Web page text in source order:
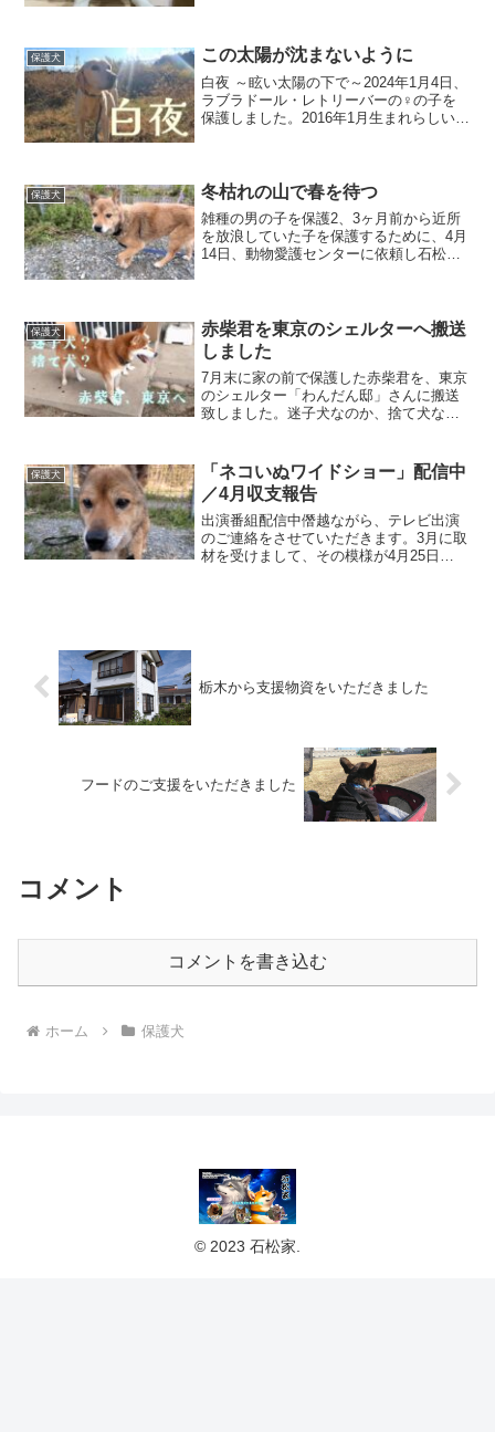
な子も本当はそれができる...
保護犬 この太陽が沈まないように
白夜 ～眩い太陽の下で～2024年1月4日、
ラブラドール・レトリーバーの♀の子を
保護しました。2016年1月生まれらしいの
れ、陽...
保護犬 冬枯れの山で春を待つ
雑種の男の子を保護2、3ヶ月前から近所
を放浪していた子を保護するために、4月
14日、動物愛護センターに依頼し石松家
ままで、しかも係留...
保護犬
赤柴君を東京のシェルターへ搬送
しました
7月末に家の前で保護した赤柴君を、東京
のシェルター「わんだん邸」さんに搬送
致しました。迷子犬なのか、捨て犬なの
うと結論付けました。現れない飼い主を
待つだけの時間は、こ...
保護犬
「ネコいぬワイドショー」配信中
／4月収支報告
出演番組配信中僭越ながら、テレビ出演
のご連絡をさせていただきます。3月に取
材を受けまして、その模様が4月25日
栃木から支援物資をいただきました
フードのご支援をいただきました
コメント
コメントを書き込む
ホーム 保護犬
© 2023 石松家.